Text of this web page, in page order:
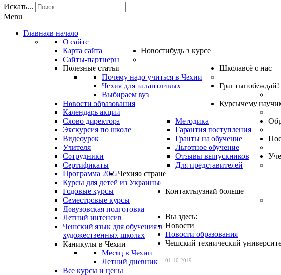
Искать...
Menu
Главнаяв начало
О сайте
Карта сайта
Сайты-партнеры
Новостибудь в курсе
Полезные статьи
Почему надо учиться в Чехии
Чехия для талантливых
Выбираем вуз
Новости образования
Календарь акций
Школавсё о нас
Слово директора
Экскурсия по школе
Видеоурок
Учителя
Сотрудники
Сертификаты
Методика
Гарантия поступления
Гранты на обучение
Льготное обучение
Отзывы выпускников
Для представителей
Грантыпобеждай!
Программа 2022
Курсычему
Курсы для детей из Украины
Годовые курсы
Семестровые курсы
Довузовская подготовка
Летний интенсив
Чешский язык для обучения в
художественных школах
Каникулы в Чехии
Месяц в Чехии
Летний дневник
Все курсы и цены
Чехияо стране
Контактыузнай больше
Вы здесь:
Новости
Новости образования
Чешский технический
01.10.2019